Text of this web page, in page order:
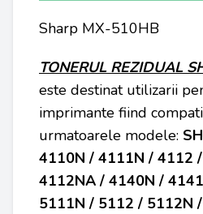
Sharp MX-510HB
TONERUL REZIDUAL
este destinat utilizarii
imprimante fiind
urmatoarele modele:
4110N / 4111N / 4112
4112NA / 4140N /
5111N / 5112 / 5112N